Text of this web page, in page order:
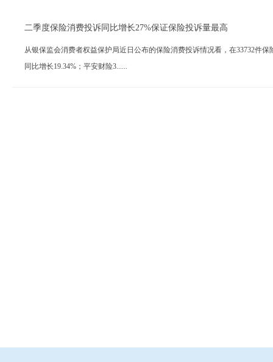
二季度保险消费投诉同比增长27%保证保险投诉量最高
从银保监会消费者权益保护局近日公布的保险消费投诉情况看，在33732件
同比增长19.34%；平安财险3......